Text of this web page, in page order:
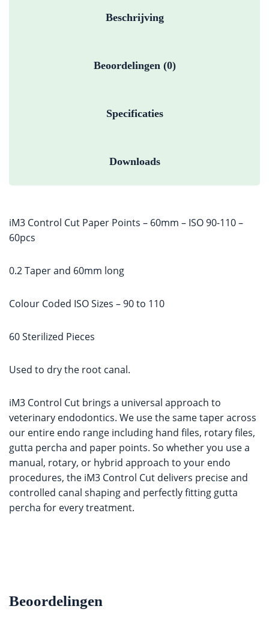
Beschrijving
Beoordelingen (0)
Specificaties
Downloads
iM3 Control Cut Paper Points – 60mm – ISO 90-110 –
60pcs
0.2 Taper and 60mm long
Colour Coded ISO Sizes – 90 to 110
60 Sterilized Pieces
Used to dry the root canal.
iM3 Control Cut brings a universal approach to
veterinary endodontics. We use the same taper across
our entire endo range including hand files, rotary files,
gutta percha and paper points. So whether you use a
manual, rotary, or hybrid approach to your endo
procedures, the iM3 Control Cut delivers precise and
controlled canal shaping and perfectly fitting gutta
percha for every treatment.
Beoordelingen